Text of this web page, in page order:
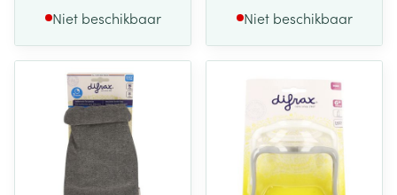
Niet beschikbaar Niet beschikbaar